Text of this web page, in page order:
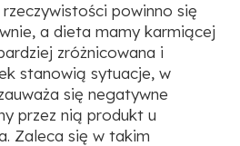
powinno się
a dieta mamy karmiącej
zróżnicowana i
stanowią sytuacje, w
się negatywne
przez nią produkt u
Zaleca się w takim